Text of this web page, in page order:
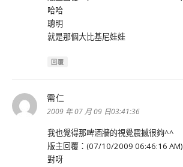
哈哈
聰明
就是那個大比基尼娃娃
回覆
需仁
示:
2009 年 07 月 09 日03:41:36
我也覺得那啤酒牆的視覺震撼很夠^^
版主回覆：(07/10/2009 06:46:16 AM)
對呀